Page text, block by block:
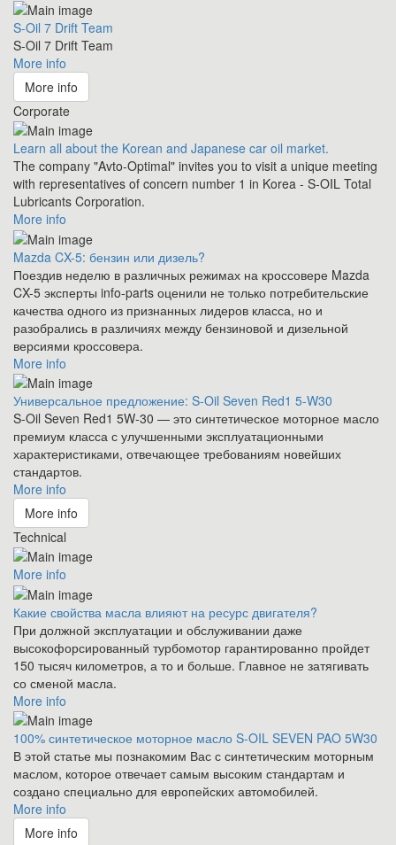
S-Oil 7 Drift Team
S-Oil 7 Drift Team
More info
More info
Corporate
Learn all about the Korean and Japanese car oil market.
The company "Avto-Optimal" invites you to visit a unique meeting
with representatives of concern number 1 in Korea - S-OIL Total
Lubricants Corporation.
More info
Mazda CX-5: бензин или дизель?
Поездив неделю в различных режимах на кроссовере Mazda
CX-5 эксперты info-parts оценили не только потребительские
качества одного из признанных лидеров класса, но и
разобрались в различиях между бензиновой и дизельной
версиями кроссовера.
More info
Универсальное предложение: S-Oil Seven Red1 5-W30
S-Oil Seven Red1 5W-30 — это синтетическое моторное масло
премиум класса с улучшенными эксплуатационными
характеристиками, отвечающее требованиям новейших
стандартов.
More info
More info
Technical
More info
Какие свойства масла влияют на ресурс двигателя?
При должной эксплуатации и обслуживании даже
высокофорсированный турбомотор гарантированно пройдет
150 тысяч километров, а то и больше. Главное не затягивать
со сменой масла.
More info
100% синтетическое моторное масло S-OIL SEVEN PAO 5W30
В этой статье мы познакомим Вас с синтетическим моторным
маслом, которое отвечает самым высоким стандартам и
создано специально для европейских автомобилей.
More info
More info